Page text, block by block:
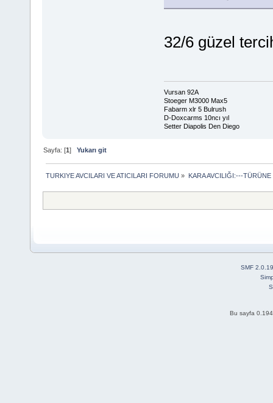
32/6 güzel
Vursan 92A
Stoeger M3000 Max5
Fabarm xlr 5 Bulrush
D-Doxcarms 10ncı yıl
Setter Diapolis Den Diego
Sayfa: [1]Yukarı git
TURKIYE AVCILARI VE ATICILARI FORUMU » KARA AVCILIĞI:---
SMF 2.0.19
Bu sayfa